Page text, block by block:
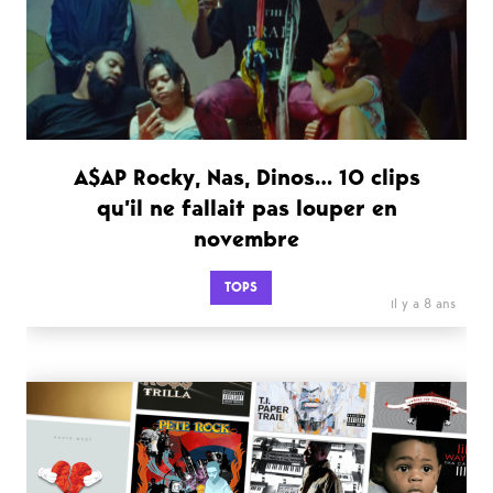
A$AP Rocky, Nas, Dinos… 10 clips
qu’il ne fallait pas louper en
novembre
TOPS
il y a 8 ans